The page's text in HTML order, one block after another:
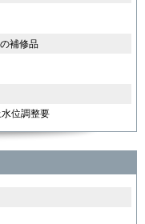
補修品
位調整要